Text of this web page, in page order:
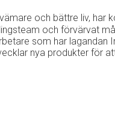
och bättre liv, har
och förvärvat
som har lagandan
nya produkter för